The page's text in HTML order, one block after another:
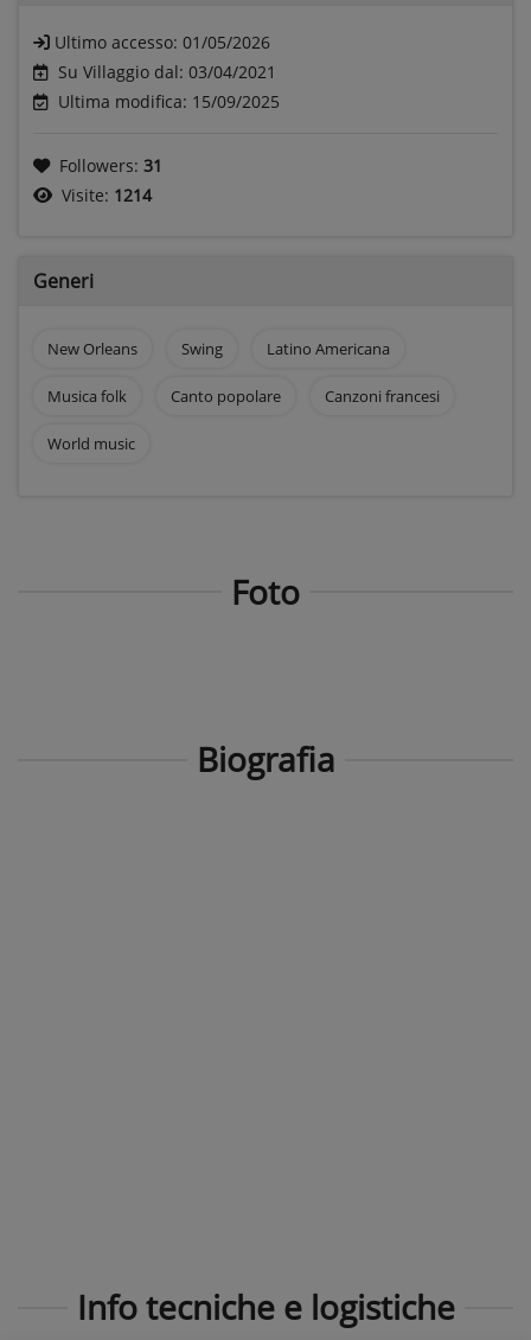
Ultimo accesso: 01/05/2026
Su Villaggio dal: 03/04/2021
Ultima modifica: 15/09/2025
Followers: 31
Visite: 1214
Generi
New Orleans Swing Latino Americana
Musica folk Canto popolare Canzoni francesi
World music
Foto
Biografia
Info tecniche e logistiche